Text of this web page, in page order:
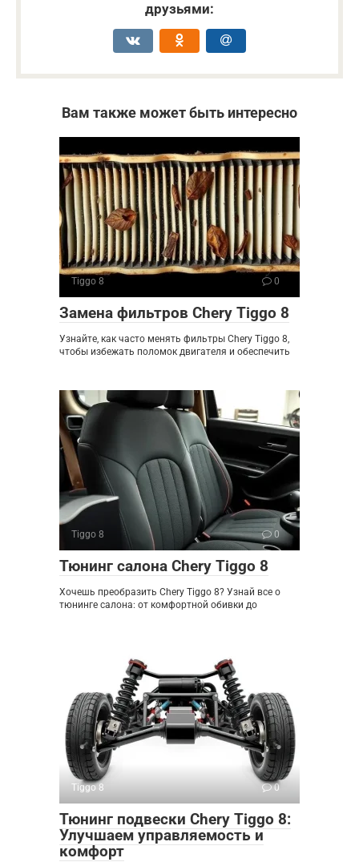
друзьями:
Вам также может быть интересно
Tiggo 8 0
Замена фильтров Chery Tiggo 8
Узнайте, как часто менять фильтры Chery Tiggo 8,
чтобы избежать поломок двигателя и обеспечить
Tiggo 8 0
Тюнинг салона Chery Tiggo 8
Хочешь преобразить Chery Tiggo 8? Узнай все о
тюнинге салона: от комфортной обивки до
Tiggo 8 0
Тюнинг подвески Chery Tiggo 8:
Улучшаем управляемость и
комфорт